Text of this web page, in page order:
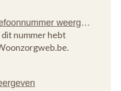
nummer hebt